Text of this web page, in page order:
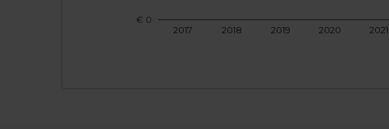
2017 2018 2019 2020 2021
€ 0